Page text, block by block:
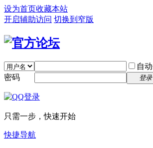
设为首页收藏本站
开启辅助访问 切换到窄版
自
密码
登录
只需一步，快速开始
快捷导航